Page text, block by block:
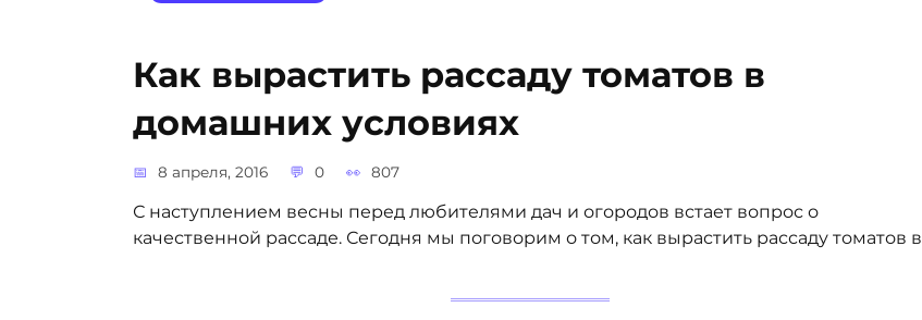
Как вырастить рассаду томатов в
домашних условиях
8 апреля, 2016 0 807
С наступлением весны перед любителями дач и огородов встает вопрос о
качественной рассаде. Сегодня мы поговорим о том, как вырастить рассаду томатов в